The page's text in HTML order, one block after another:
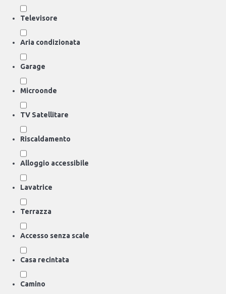
Televisore
Aria condizionata
Garage
Microonde
TV Satellitare
Riscaldamento
Alloggio accessibile
Lavatrice
Terrazza
Accesso senza scale
Casa recintata
Camino